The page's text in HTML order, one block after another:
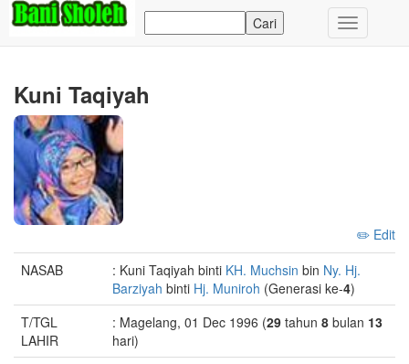
Toggle
navigation
Kuni Taqiyah
✏️ Edit
NASAB
: Kuni Taqiyah binti KH. Muchsin bin Ny. Hj.
Barziyah binti Hj. Muniroh (Generasi ke-4)
T/TGL
LAHIR
: Magelang, 01 Dec 1996 (29 tahun 8 bulan 13
hari)